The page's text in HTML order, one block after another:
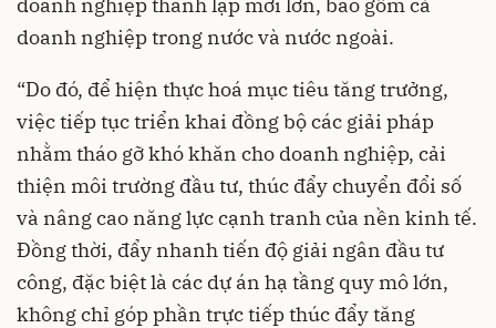
doanh nghiệp trong nước và nước ngoài.
“Do đó, để hiện thực hoá mục tiêu tăng trưởng,
việc tiếp tục triển khai đồng bộ các giải pháp
nhằm tháo gỡ khó khăn cho doanh nghiệp, cải
thiện môi trường đầu tư, thúc đẩy chuyển đổi số
và nâng cao năng lực cạnh tranh của nền kinh tế.
Đồng thời, đẩy nhanh tiến độ giải ngân đầu tư
công, đặc biệt là các dự án hạ tầng quy mô lớn,
không chỉ góp phần trực tiếp thúc đẩy tăng